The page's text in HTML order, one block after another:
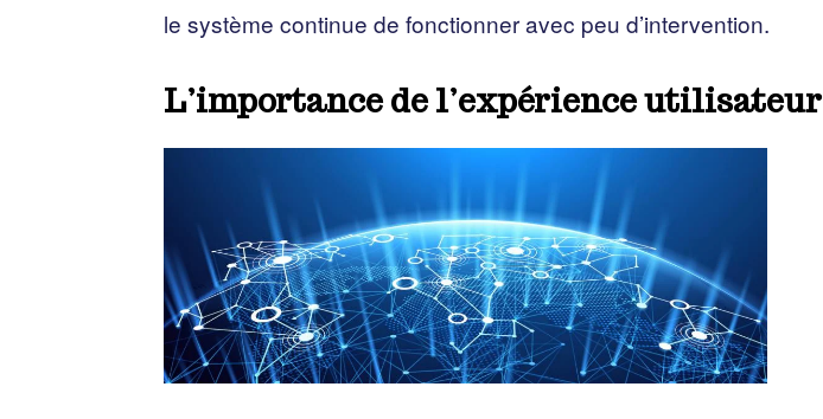
le système continue de fonctionner avec peu d’intervention.
L’importance de l’expérience utilisateur